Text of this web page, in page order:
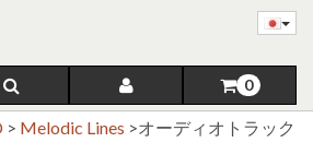
0
> Melodic Lines >オーディオトラック